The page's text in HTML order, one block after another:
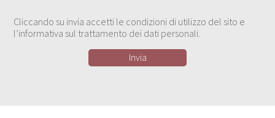
Cliccando su invia accetti le condizioni di utilizzo del sito e
l’informativa sul trattamento dei dati personali.